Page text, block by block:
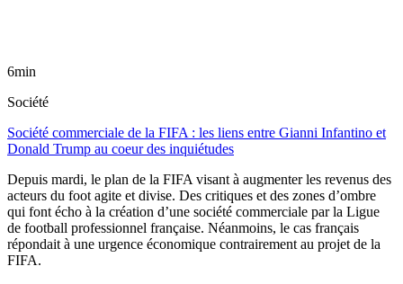
6min
Société
Société commerciale de la FIFA : les liens entre Gianni Infantino et
Donald Trump au coeur des inquiétudes
Depuis mardi, le plan de la FIFA visant à augmenter les revenus des
acteurs du foot agite et divise. Des critiques et des zones d’ombre
qui font écho à la création d’une société commerciale par la Ligue
de football professionnel française. Néanmoins, le cas français
répondait à une urgence économique contrairement au projet de la
FIFA.